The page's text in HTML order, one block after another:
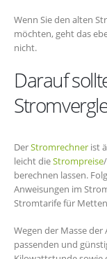
Wenn Sie den alten
möchten, geht das
nicht.
Darauf
DerStromrechner ist
leicht dieStrompreise
berechnen lassen.
Anweisungen im
Stromtarife für
Wegen der Masse
passenden und